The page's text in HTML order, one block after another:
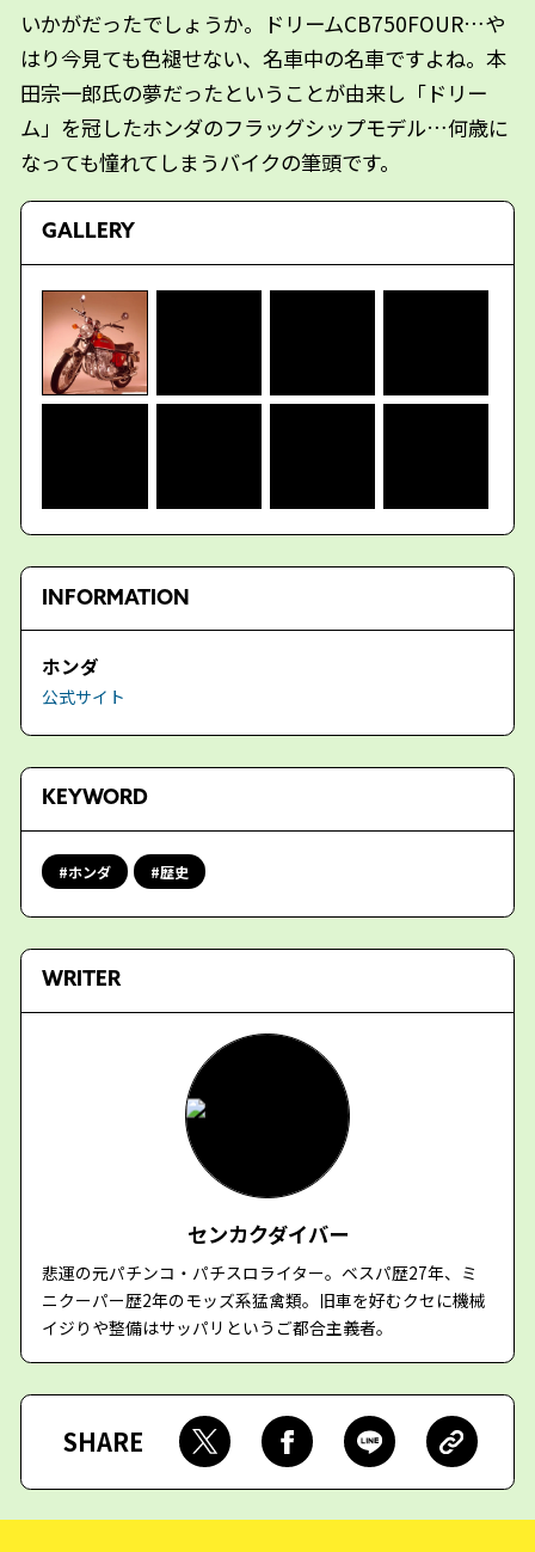
いかがだったでしょうか。ドリームCB750FOUR…や
はり今見ても色褪せない、名車中の名車ですよね。本
田宗一郎氏の夢だったということが由来し「ドリー
ム」を冠したホンダのフラッグシップモデル…何歳に
なっても憧れてしまうバイクの筆頭です。
GALLERY
INFORMATION
ホンダ
公式サイト
KEYWORD
ホンダ 歴史
WRITER
センカクダイバー
悲運の元パチンコ・パチスロライター。ベスパ歴27年、ミ
ニクーパー歴2年のモッズ系猛禽類。旧車を好むクセに機械
イジりや整備はサッパリというご都合主義者。
SHARE